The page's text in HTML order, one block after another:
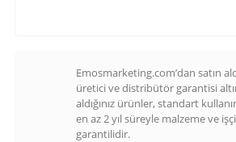
Emosmarketing.com’dan satın
üretici ve distribütör garantisi
aldığınız ürünler, standart
en az 2 yıl süreyle malzeme ve
garantilidir.